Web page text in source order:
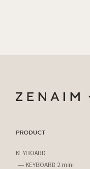
PRODUCT
KEYBOARD
KEYBOARD 2 mini